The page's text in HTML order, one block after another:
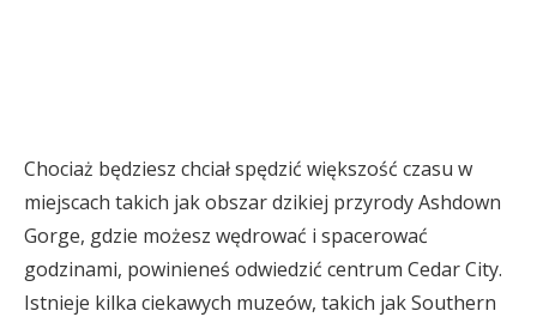
Chociaż będziesz chciał spędzić większość czasu w
miejscach takich jak obszar dzikiej przyrody Ashdown
Gorge, gdzie możesz wędrować i spacerować
godzinami, powinieneś odwiedzić centrum Cedar City.
Istnieje kilka ciekawych muzeów, takich jak Southern